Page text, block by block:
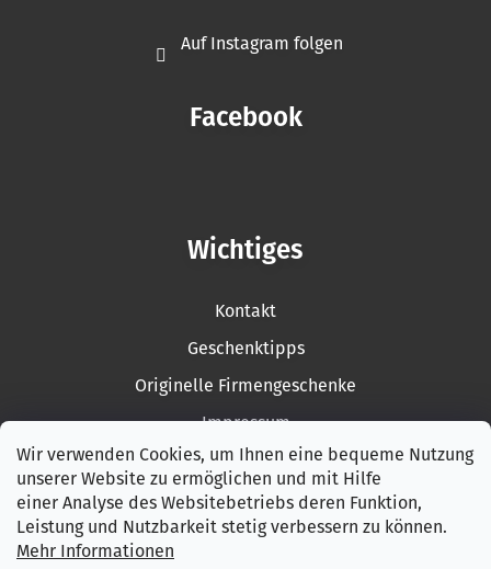
Wir verwenden Cookies, um Ihnen eine bequeme Nutzung
unserer Website zu ermöglichen und mit Hilfe
einer Analyse des Websitebetriebs deren Funktion,
Leistung und Nutzbarkeit stetig verbessern zu können.
Mehr Informationen
Wichtiges
Kontakt
Geschenktipps
Originelle Firmengeschenke
Impressum
Rückgabe der Ware
Garantiebedingungen
AGB
Auf Instagram folgen
Facebook